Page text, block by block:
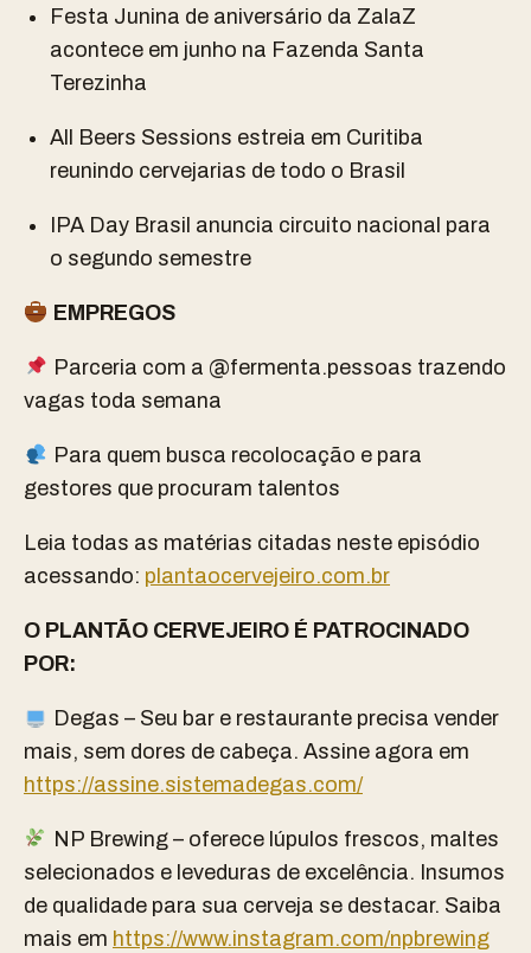
Festa Junina de aniversário da ZalaZ
acontece em junho na Fazenda Santa
Terezinha
All Beers Sessions estreia em Curitiba
reunindo cervejarias de todo o Brasil
IPA Day Brasil anuncia circuito nacional para
o segundo semestre
EMPREGOS
Parceria com a @‌fermenta.pessoas trazendo
vagas toda semana
Para quem busca recolocação e para
gestores que procuram talentos
Leia todas as matérias citadas neste episódio
acessando: plantaocervejeiro.com.br
O PLANTÃO CERVEJEIRO É PATROCINADO
POR:
Degas – Seu bar e restaurante precisa vender
mais, sem dores de cabeça. Assine agora em
https://assine.sistemadegas.com/
NP Brewing – oferece lúpulos frescos, maltes
selecionados e leveduras de excelência. Insumos
de qualidade para sua cerveja se destacar. Saiba
mais em https://www.instagram.com/npbrewing